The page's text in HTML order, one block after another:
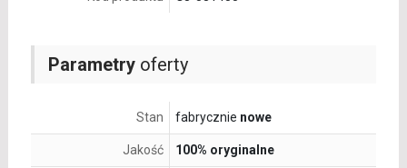
Parametryoferty
Stan fabrycznie nowe
Jakość 100% oryginalne